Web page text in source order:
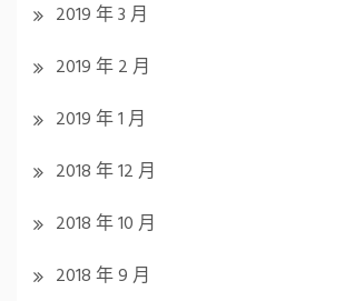
2019 年 3 月
2019 年 2 月
2019 年 1 月
2018 年 12 月
2018 年 10 月
2018 年 9 月